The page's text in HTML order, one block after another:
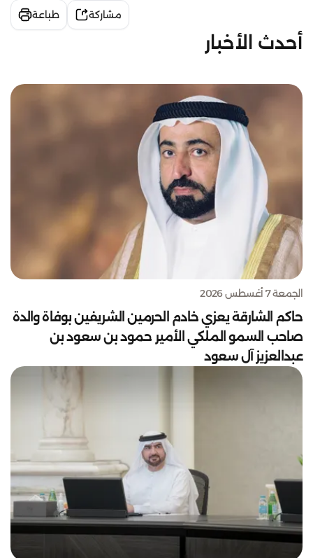
مشاركة طباعة
أحدث الأخبار
الجمعة 7 أغسطس 2026
حاكم الشارقة يعزي خادم الحرمين الشريفين بوفاة والدة
صاحب السمو الملكي الأمير حمود بن سعود بن
عبدالعزيز آل سعود